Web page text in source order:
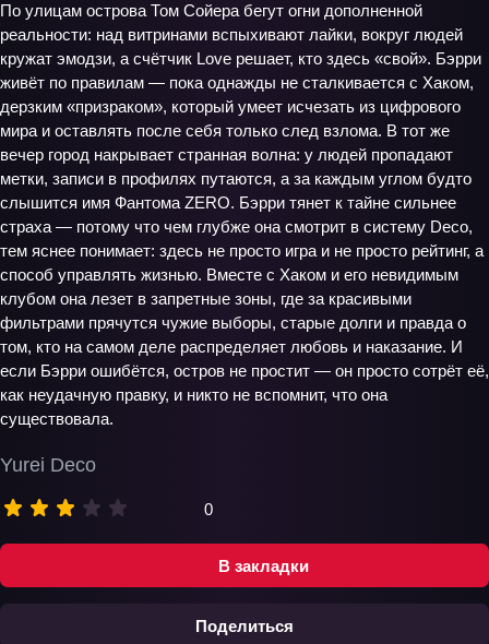
В закладки
Поделиться
Yurei Deco
0
По улицам острова Том Сойера бегут огни дополненной
реальности: над витринами вспыхивают лайки, вокруг людей
кружат эмодзи, а счётчик Love решает, кто здесь «свой». Бэрри
живёт по правилам — пока однажды не сталкивается с Хаком,
дерзким «призраком», который умеет исчезать из цифрового
мира и оставлять после себя только след взлома. В тот же
вечер город накрывает странная волна: у людей пропадают
метки, записи в профилях путаются, а за каждым углом будто
слышится имя Фантома ZERO. Бэрри тянет к тайне сильнее
страха — потому что чем глубже она смотрит в систему Deco,
тем яснее понимает: здесь не просто игра и не просто рейтинг, а
способ управлять жизнью. Вместе с Хаком и его невидимым
клубом она лезет в запретные зоны, где за красивыми
фильтрами прячутся чужие выборы, старые долги и правда о
том, кто на самом деле распределяет любовь и наказание. И
если Бэрри ошибётся, остров не простит — он просто сотрёт её,
как неудачную правку, и никто не вспомнит, что она
существовала.